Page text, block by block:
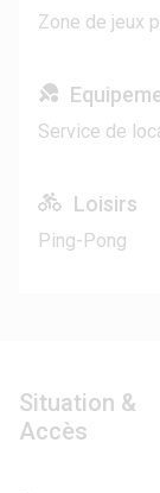
Zone de jeux
Service de
Loisirs
Ping-Pong
Situation &
Accès